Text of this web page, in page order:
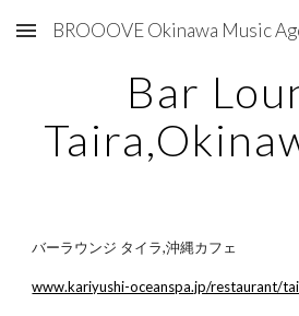
Skip to main content
BROOOVE Okinawa Music
Bar
バーラウンジ タイラ,沖縄カフェ
www.kariyushi-oceanspa.jp/restaurant/